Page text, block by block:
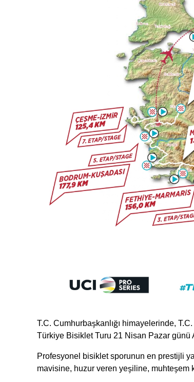
T.C. Cumhurbaşkanlığı himayelerinde,
Türkiye Bisiklet Turu 21 Nisan Pazar günü
Profesyonel bisiklet sporunun en prestijli
mavisine, huzur veren yeşiline, muhteşem